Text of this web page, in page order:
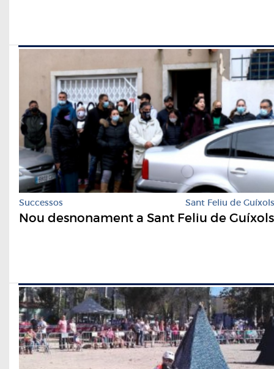
Successos Sant Feliu de Guíxols
Nou desnonament a Sant Feliu de Guíxols